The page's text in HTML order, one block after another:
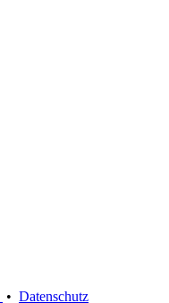
• Datenschutz